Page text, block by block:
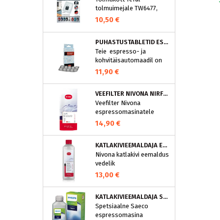
tolmuimejale TW6477,
TW6886..
10,50 €
PUHASTUSTABLETID ESPRESSOMASINALE, NIVONA 390701200
Teie espresso- ja
kohvitäisautomaadil on
integreeritud
puhastusprogramm.
NIVONA puhastustabletid
on loodud spetsiaalselt
selle programmi jaoks ja
eraldavad mustuse nagu
nt kohvirasva
aparaati ja tagab täiusliku
aroomi.
11,90 €
VEEFILTER NIVONA NIRF701
Veefilter Nivona
espressomasinatele
14,90 €
KATLAKIVIEEMALDAJA ESPRESSOMASINATELE, NIVONA (500 ML)
Nivona katlakivi eemaldus
vedelik
espressomasinatele
13,00 €
KATLAKIVIEEMALDAJA SAECO ESPRESSOMASINATELE, PHILIPS CA6700/10
Spetsiaalne Saeco
espressomasina